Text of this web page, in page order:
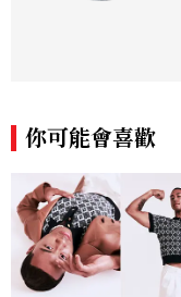
你可能會喜歡